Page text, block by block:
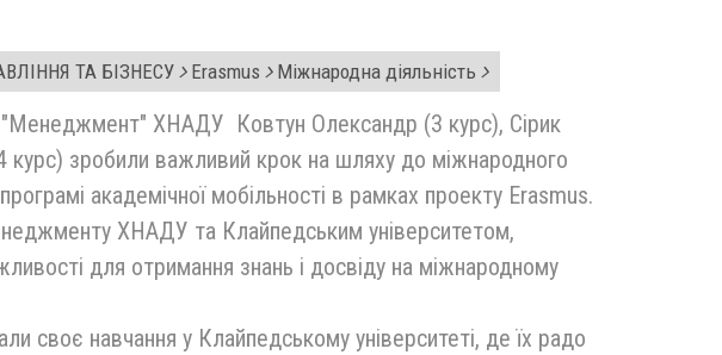
ТА БІЗНЕСУ Erasmus Міжнародна діяльність
"Менеджмент" ХНАДУ Ковтун Олександр (3 курс), Сірик
зробили важливий крок на шляху до міжнародного
академічної мобільності в рамках проекту Erasmus.
ХНАДУ та Клайпедським університетом,
для отримання знань і досвіду на міжнародному
своє навчання у Клайпедському університеті, де їх радо